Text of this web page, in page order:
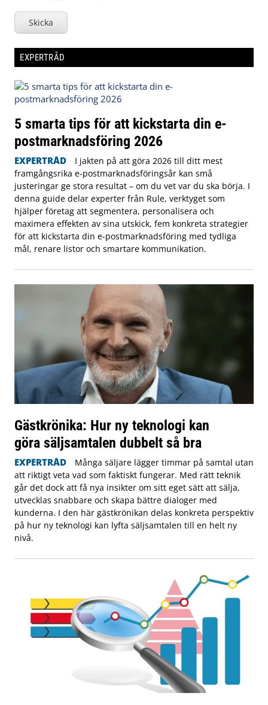
Skicka
EXPERTRÅD
5 smarta tips för att kickstarta din e-
postmarknadsföring 2026
EXPERTRÅD
I jakten på att göra 2026 till ditt mest
framgångsrika e-postmarknadsföringsår kan små
justeringar ge stora resultat – om du vet var du ska börja. I
denna guide delar experter från Rule, verktyget som
hjälper företag att segmentera, personalisera och
maximera effekten av sina utskick, fem konkreta strategier
för att kickstarta din e-postmarknadsföring med tydliga
mål, renare listor och smartare kommunikation.
Gästkrönika: Hur ny teknologi kan
göra säljsamtalen dubbelt så bra
EXPERTRÅD
Många säljare lägger timmar på samtal utan
att riktigt veta vad som faktiskt fungerar. Med rätt teknik
går det dock att få nya insikter om sitt eget sätt att sälja,
utvecklas snabbare och skapa bättre dialoger med
kunderna. I den här gästkrönikan delas konkreta perspektiv
på hur ny teknologi kan lyfta säljsamtalen till en helt ny
nivå.